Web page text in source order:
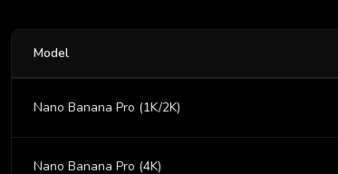
Model
Nano Banana Pro (1K/2K)
Nano Banana Pro (4K)